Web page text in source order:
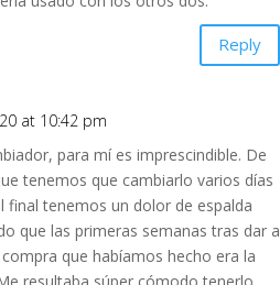
Reply
at 10:42 pm
para mí es imprescindible. De
tenemos que cambiarlo varios días
final tenemos un dolor de espalda
que las primeras semanas tras dar a
que habíamos hecho era la